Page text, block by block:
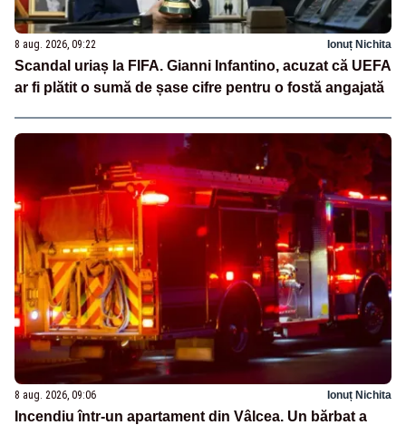
8 aug. 2026, 09:22 Ionuț Nichita
Scandal uriaș la FIFA. Gianni Infantino, acuzat că UEFA
ar fi plătit o sumă de șase cifre pentru o fostă angajată
8 aug. 2026, 09:06 Ionuț Nichita
Incendiu într-un apartament din Vâlcea. Un bărbat a